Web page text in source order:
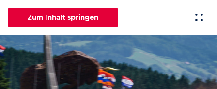
Zum Inhalt springen
News Events Erlebnisse Seiten